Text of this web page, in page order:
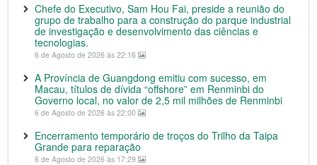
Chefe do Executivo, Sam Hou Fai, preside a reunião do
grupo de trabalho para a construção do parque industrial
de investigação e desenvolvimento das ciências e
tecnologias.
6 de Agosto de 2026 às 22:16
A Província de Guangdong emitiu com sucesso, em
Macau, títulos de dívida “offshore” em Renminbi do
Governo local, no valor de 2,5 mil milhões de Renminbi
6 de Agosto de 2026 às 22:00
Encerramento temporário de troços do Trilho da Taipa
Grande para reparação
6 de Agosto de 2026 às 17:29